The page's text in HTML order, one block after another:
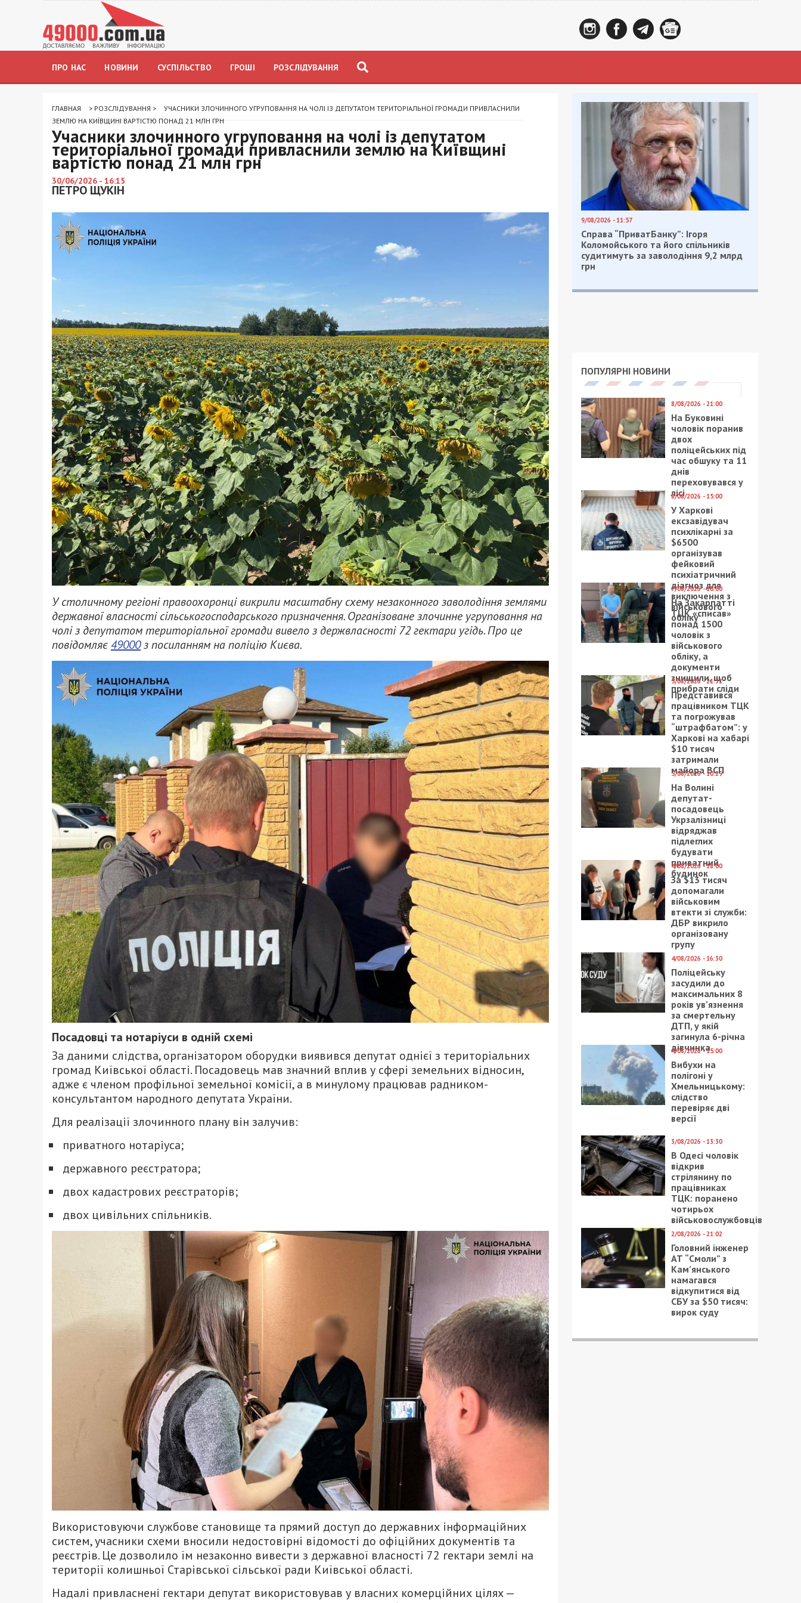
ПРО НАС НОВИНИ СУСПІЛЬСТВО ГРОШІ РОЗСЛІДУВАННЯ
ГЛАВНАЯ > РОЗСЛІДУВАННЯ >
УЧАСНИКИ ЗЛОЧИННОГО УГРУПОВАННЯ НА ЧОЛІ ІЗ ДЕПУТАТОМ ТЕРИТОРІАЛЬНОЇ ГРОМАДИ ПРИВЛАСНИЛИ
ЗЕМЛЮ НА КИЇВЩИНІ ВАРТІСТЮ ПОНАД 21 МЛН ГРН
Учасники злочинного угруповання на чолі із депутатом
територіальної громади привласнили землю на Київщині
вартістю понад 21 млн грн
30/06/2026 - 16:15
ПЕТРО ЩУКІН
У столичному регіоні правоохоронці викрили масштабну схему незаконного заволодіння землями
державної власності сільськогосподарського призначення. Організоване злочинне угруповання на
чолі з депутатом територіальної громади вивело з держвласності 72 гектари угідь. Про це
повідомляє49000з посиланням на поліцію Києва.
Посадовці та нотаріуси в одній схемі
За даними слідства, організатором оборудки виявився депутат однієї з територіальних
громад Київської області. Посадовець мав значний вплив у сфері земельних відносин,
адже є членом профільної земельної комісії, а в минулому працював радником-
консультантом народного депутата України.
Для реалізації злочинного плану він залучив:
приватного нотаріуса;
державного реєстратора;
двох кадастрових реєстраторів;
двох цивільних спільників.
Використовуючи службове становище та прямий доступ до державних інформаційних
систем, учасники схеми вносили недостовірні відомості до офіційних документів та
реєстрів. Це дозволило їм незаконно вивести з державної власності 72 гектари землі на
території колишньої Старівської сільської ради Київської області.
Надалі привласнені гектари депутат використовував у власних комерційних цілях —
9/08/2026 - 11:57
Справа “ПриватБанку”: Ігоря
Коломойського та його спільників
судитимуть за заволодіння 9,2 млрд
грн
ПОПУЛЯРНІ НОВИНИ
8/08/2026 - 21:00
На Буковині
чоловік поранив
двох
поліцейських під
час обшуку та 11
днів
переховувався у
лісі
8/08/2026 - 15:00
У Харкові
ексзавідувач
психлікарні за
$6500
організував
фейковий
психіатричний
діагноз для
виключення з
військового
обліку
7/08/2026 - 15:00
На Закарпатті
ТЦК «списав»
понад 1500
чоловік з
військового
обліку, а
документи
знищили, щоб
прибрати сліди
5/08/2026 - 21:31
Представився
працівником ТЦК
та погрожував
“штрафбатом”: у
Харкові на хабарі
$10 тисяч
затримали
майора ВСП
5/08/2026 - 10:29
На Волині
депутат-
посадовець
Укрзалізниці
відряджав
підлеглих
будувати
приватний
будинок
4/08/2026 - 18:00
За $13 тисяч
допомагали
військовим
втекти зі служби:
ДБР викрило
організовану
групу
4/08/2026 - 16:30
Поліцейську
засудили до
максимальних 8
років ув’язнення
за смертельну
ДТП, у якій
загинула 6-річна
дівчинка
4/08/2026 - 15:00
Вибухи на
полігоні у
Хмельницькому:
слідство
перевіряє дві
версії
3/08/2026 - 13:30
В Одесі чоловік
відкрив
стрілянину по
працівниках
ТЦК: поранено
чотирьох
військовослужбовців
2/08/2026 - 21:02
Головний інженер
АТ “Смоли” з
Кам’янського
намагався
відкупитися від
СБУ за $50 тисяч:
вирок суду